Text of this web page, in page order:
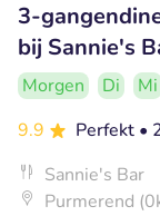
3-
bij Sannie's
Morgen Di Mi
9.9
Perfekt •
Sannie's Bar
Purmerend